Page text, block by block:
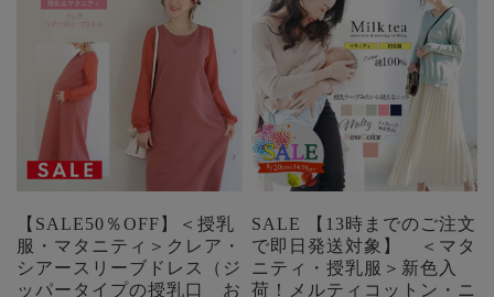
【SALE50％OFF】＜授乳
服・マタニティ＞クレア・
シアースリーブドレス（ジ
ッパータイプの授乳口 お
SALE 【13時までのご注文
で即日発送対象】 ＜マタ
ニティ・授乳服＞新色入
荷！メルティコットン・ニ